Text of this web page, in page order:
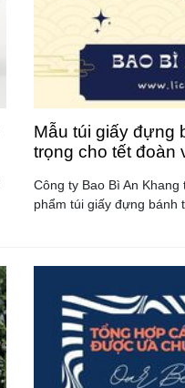
Mẫu túi giấy đựng
trọng cho tết đoàn
Công ty Bao Bì An
phẩm túi giấy đựng bánh